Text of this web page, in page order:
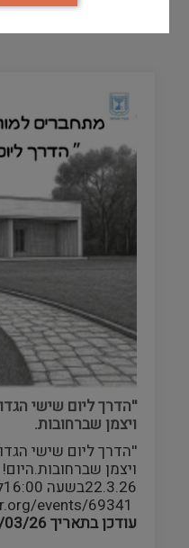
''הדרך ליום שישי
ויצמן שברחובות.
''הדרך ליום שישי
ויצמן
עודכן בתאריך03/26